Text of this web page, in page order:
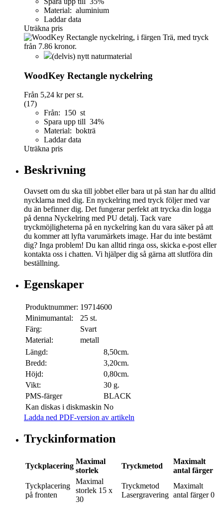
Material: aluminium
Laddar data
Uträkna pris
(delvis) nytt naturmaterial
WoodKey Rectangle nyckelring
Från 5,24 krper st.
(17)
Från: 150 st
Spara upp till 34%
Material: bokträ
Laddar data
Uträkna pris
Beskrivning
Oavsett om du ska till jobbet eller bara ut på stan har du alltid
nycklarna med dig. En nyckelring med tryck följer med var
du än befinner dig. Det fungerar perfekt att trycka din logga
på denna Nyckelring med PU detalj. Tack vare
tryckmöjligheterna på en nyckelring kan du vara säker på att
du kommer att lyfta varumärkets image. Har du inte bestämt
dig? Inga problem! Du kan alltid ringa oss, skicka e-post eller
kontakta oss i chatten. Vi hjälper dig så gärna att slutföra din
beställning.
Egenskaper
Produktnummer: 19714600
Minimumantal:
25 st.
Färg:
Svart
Material:
metall
Längd:
8,50cm.
Bredd:
3,20cm.
Höjd:
0,80cm.
Vikt:
30 g.
PMS-färger
BLACK
Kan diskas i diskmaskin No
Ladda ned PDF-version av artikeln
Tryckinformation
Tyckplacering
Maximal
storlek
Tryckmetod
Maximalt
antal färger
Tyckplacering
på fronten
Maximal
storlek 15 x
30
Tryckmetod
Lasergravering
Maximalt
antal färger 0